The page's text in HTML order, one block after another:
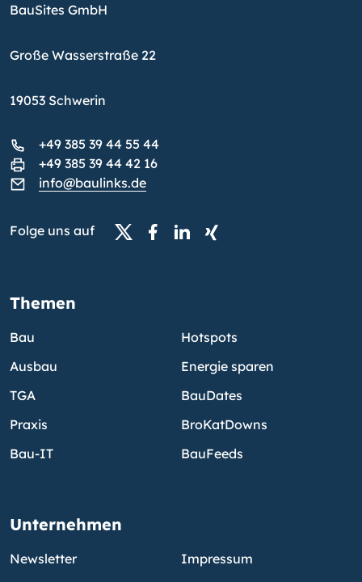
BauSites GmbH
Große Wasserstraße 22
19053 Schwerin
+49 385 39 44 55 44
+49 385 39 44 42 16
info@baulinks.de
Folge uns auf
Themen
Bau
Ausbau
TGA
Praxis
Bau-IT
Hotspots
Energie sparen
BauDates
BroKatDowns
BauFeeds
Unternehmen
Newsletter
Impressum